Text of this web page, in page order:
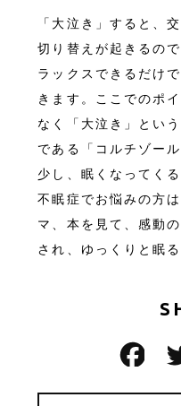
「大泣き」すると、
切り替えが起きるの
ラックスできるだけ
きます。ここでのポ
なく「大泣き」とい
である「コルチゾー
少し、眠くなってく
不眠症でお悩みの方
マ、本を見て、感動
され、ゆっくりと眠